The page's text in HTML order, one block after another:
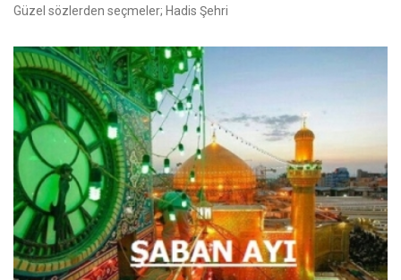
Güzel sözlerden seçmeler; Hadis Şehri